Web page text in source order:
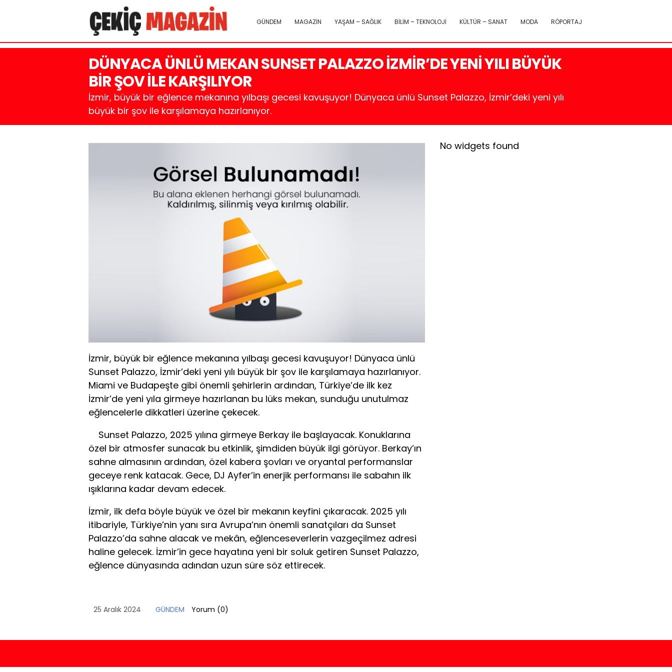
GÜNDEM MAGAZİN YAŞAM – SAĞLIK BİLİM – TEKNOLOJİ KÜLTÜR – SANAT MODA RÖPORTAJ
DÜNYACA ÜNLÜ MEKAN SUNSET PALAZZO İZMİR’DE YENİ YILI BÜYÜK
BİR ŞOV İLE KARŞILIYOR
İzmir, büyük bir eğlence mekanına yılbaşı gecesi kavuşuyor! Dünyaca ünlü Sunset Palazzo, İzmir’deki yeni yılı
büyük bir şov ile karşılamaya hazırlanıyor.
İzmir, büyük bir eğlence mekanına yılbaşı gecesi kavuşuyor! Dünyaca ünlü
Sunset Palazzo, İzmir’deki yeni yılı büyük bir şov ile karşılamaya hazırlanıyor.
Miami ve Budapeşte gibi önemli şehirlerin ardından, Türkiye’de ilk kez
İzmir’de yeni yıla girmeye hazırlanan bu lüks mekan, sunduğu unutulmaz
eğlencelerle dikkatleri üzerine çekecek.
Sunset Palazzo, 2025 yılına girmeye Berkay ile başlayacak. Konuklarına
özel bir atmosfer sunacak bu etkinlik, şimdiden büyük ilgi görüyor. Berkay’ın
sahne almasının ardından, özel kabera şovları ve oryantal performanslar
geceye renk katacak. Gece, DJ Ayfer’in enerjik performansı ile sabahın ilk
ışıklarına kadar devam edecek.
İzmir, ilk defa böyle büyük ve özel bir mekanın keyfini çıkaracak. 2025 yılı
itibariyle, Türkiye’nin yanı sıra Avrupa’nın önemli sanatçıları da Sunset
Palazzo’da sahne alacak ve mekân, eğlenceseverlerin vazgeçilmez adresi
haline gelecek. İzmir’in gece hayatına yeni bir soluk getiren Sunset Palazzo,
eğlence dünyasında adından uzun süre söz ettirecek.
25 Aralık 2024 GÜNDEM Yorum (0)
No widgets found